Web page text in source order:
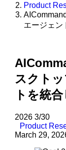
Product
エージェン
スクト
トを統
2026 3/30
Product
March 29,